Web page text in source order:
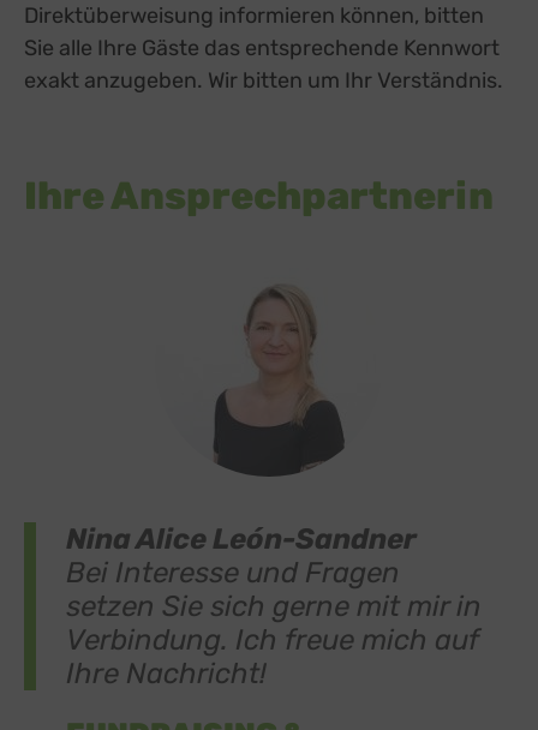
Direktüberweisung informieren können, bitten
Sie alle Ihre Gäste das entsprechende Kennwort
exakt anzugeben. Wir bitten um Ihr Verständnis.
Ihre Ansprechpartnerin
Nina Alice León-Sandner
Bei Interesse und Fragen
setzen Sie sich gerne mit mir in
Verbindung. Ich freue mich auf
Ihre Nachricht!